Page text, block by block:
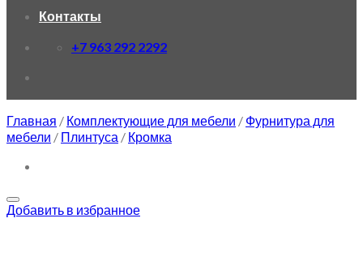
Контакты
+7 963 292 2292
Главная / Комплектующие для мебели / Фурнитура для
мебели / Плинтуса / Кромка
Добавить в избранное